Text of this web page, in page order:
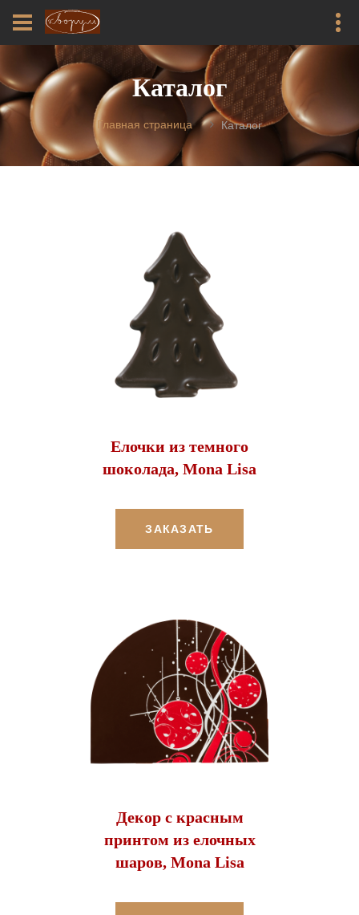
Каталог
Главная страница Каталог
Елочки из темного
шоколада, Mona Lisa
ЗАКАЗАТЬ
Декор с красным
принтом из елочных
шаров, Mona Lisa